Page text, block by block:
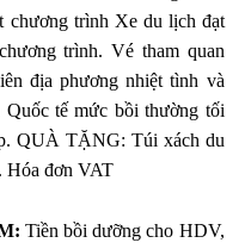
chương trình Xe du lịch đạt
trình. Vé tham quan
địa phương nhiệt tình và
tế mức bồi thường tối
QUÀ TẶNG: Túi xách du
Hóa đơn VAT
Tiền bồi dưỡng cho HDV,